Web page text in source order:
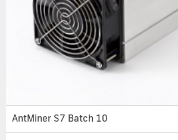
AntMiner S7 Batch 10